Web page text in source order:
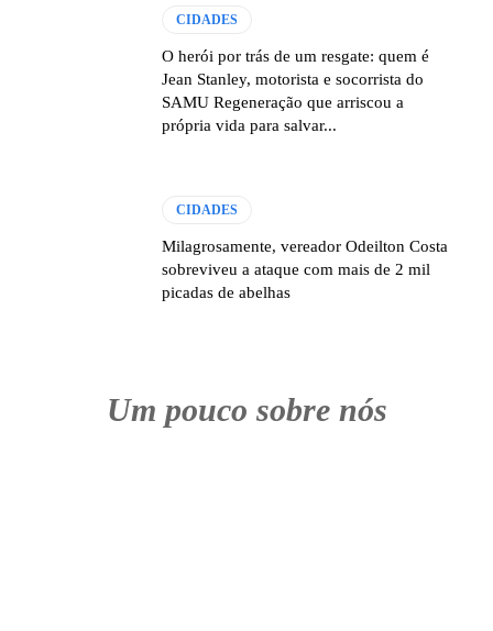
CIDADES
O herói por trás de um resgate: quem é
Jean Stanley, motorista e socorrista do
SAMU Regeneração que arriscou a
própria vida para salvar...
CIDADES
Milagrosamente, vereador Odeilton Costa
sobreviveu a ataque com mais de 2 mil
picadas de abelhas
Um pouco sobre nós